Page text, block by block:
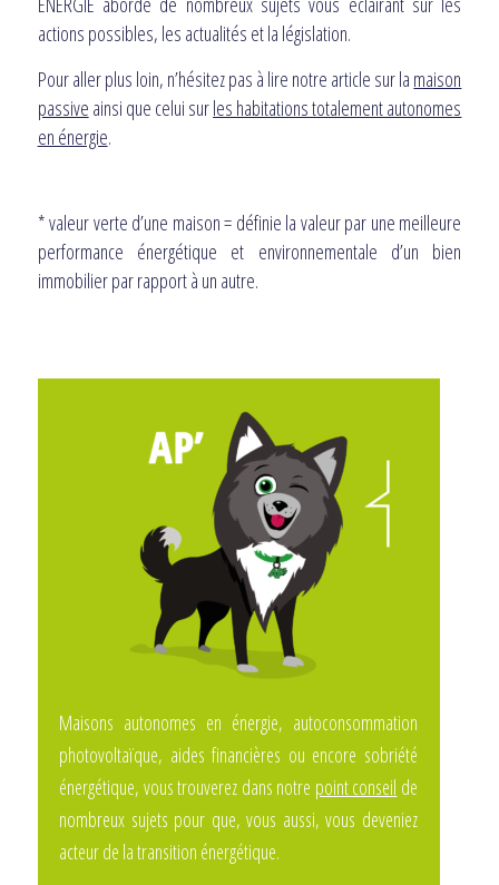
actions possibles, les actualités et la législation.
Pour aller plus loin, n’hésitez pas à lire notre article sur la maison
passive ainsi que celui surles habitations totalement autonomes
en énergie.
* valeur verte d’une maison = définie la valeur par une meilleure
performance énergétique et environnementale d’un bien
immobilier par rapport à un autre.
Maisons autonomes en énergie, autoconsommation
photovoltaïque, aides financières ou encore sobriété
énergétique, vous trouverez dans notre point conseil de
nombreux sujets pour que, vous aussi, vous deveniez
acteur de la transition énergétique.